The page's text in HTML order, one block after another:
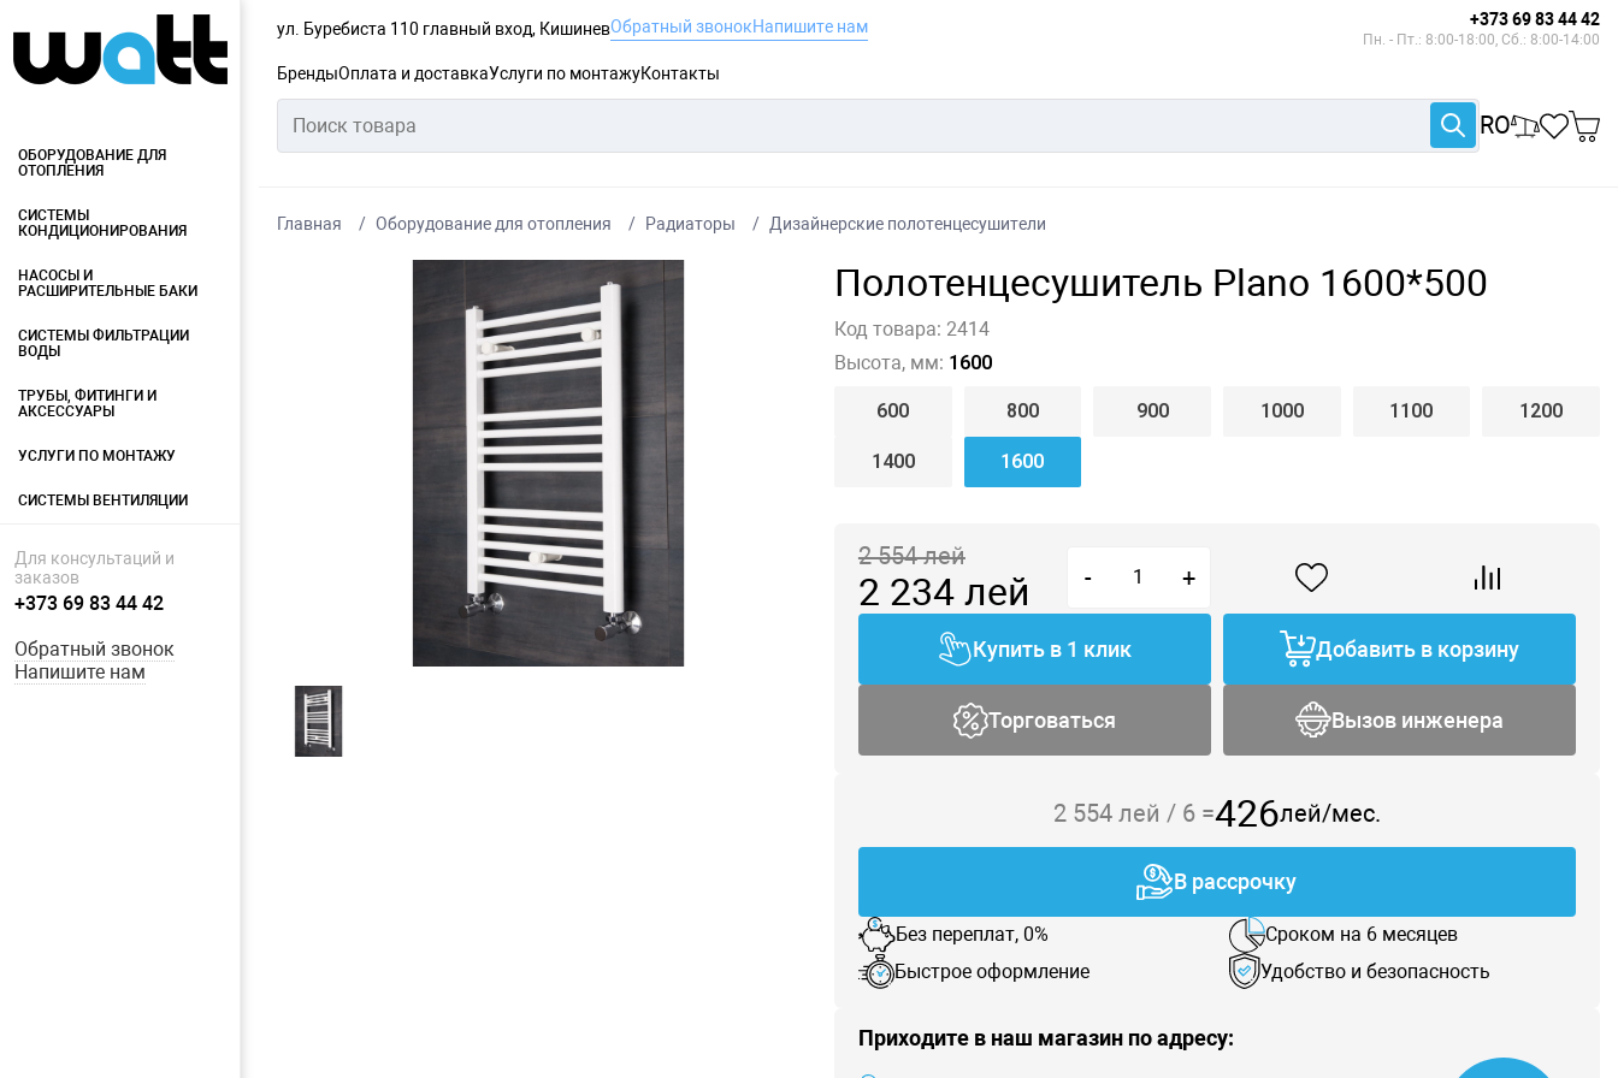
ул. Буребиста 110 главный вход, КишиневОбратный звонокНапишите нам +373 69 83 44 42
Пн. - Пт.: 8:00-18:00, Сб.: 8:00-14:00
БрендыОплата и доставкаУслуги по монтажуКонтакты
RO
ОБОРУДОВАНИЕ ДЛЯ
ОТОПЛЕНИЯ
СИСТЕМЫ
КОНДИЦИОНИРОВАНИЯ
НАСОСЫ И
РАСШИРИТЕЛЬНЫЕ БАКИ
СИСТЕМЫ ФИЛЬТРАЦИИ
ВОДЫ
ТРУБЫ, ФИТИНГИ И
АКСЕССУАРЫ
УСЛУГИ ПО МОНТАЖУ
СИСТЕМЫ ВЕНТИЛЯЦИИ
Для консультаций и
заказов
+373 69 83 44 42
Обратный звонок
Напишите нам
Главная Оборудование для отопления Радиаторы Дизайнерские полотенцесушители
Полотенцесушитель Plano 1600*500
Код товара: 2414
Высота, мм: 1600
600 800 900 1000 1100 1200
1400 1600
2 554лей
2 234лей - +
Купить в 1 клик Добавить в корзину
Торговаться Вызов инженера
2 554 лей / 6=426лей/мес.
В рассрочку
Без переплат, 0%
Сроком на 6 месяцев
Быстрое оформление
Удобство и безопасность
Приходите в наш магазин по адресу: